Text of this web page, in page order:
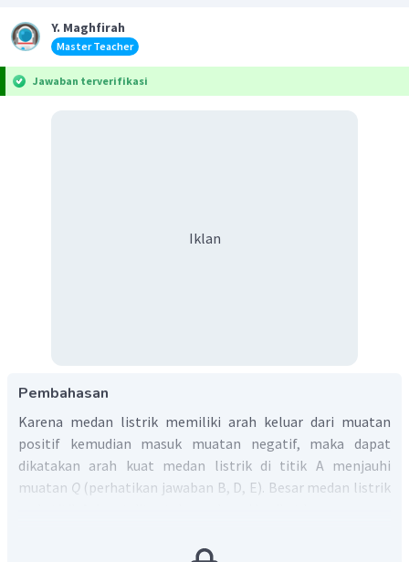
Y. Maghfirah
Master Teacher
Jawaban terverifikasi
Iklan
Pembahasan
Karena medan listrik memiliki arah keluar dari muatan
positif kemudian masuk muatan negatif, maka dapat
dikatakan arah kuat medan listrik di titik A menjauhi
muatan Q(perhatikan jawaban B, D, E). Besar medan listrik